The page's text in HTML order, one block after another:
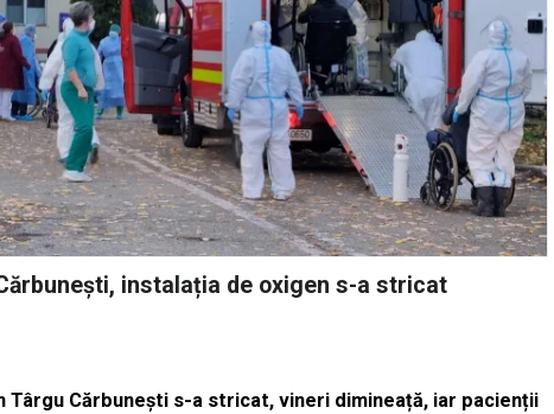
instalația de oxigen s-a stricat
Târgu Cărbunești s-a stricat, vineri dimineață, iar pacienții